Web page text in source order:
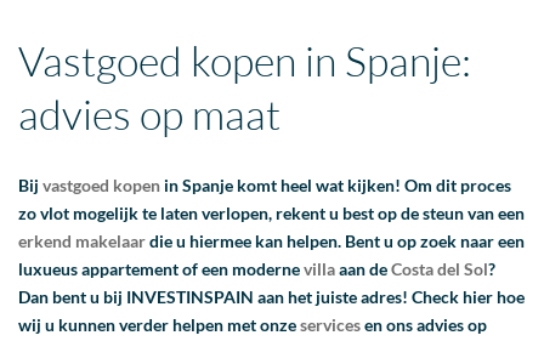
Vastgoed kopen in Spanje:
advies op maat
Bijvastgoed kopen in Spanje komt heel wat kijken! Om dit proces
zo vlot mogelijk te laten verlopen, rekent u best op de steun van een
erkend makelaardie u hiermee kan helpen. Bent u op zoek naar een
luxueus appartement of een modernevillaaan deCosta del Sol?
Dan bent u bij INVESTINSPAIN aan het juiste adres! Check hier hoe
wij u kunnen verder helpen met onzeservicesen ons advies op